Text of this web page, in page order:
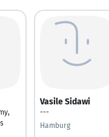
Vasile Sidawi
---
Hamburg